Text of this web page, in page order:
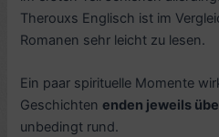
Therouxs Englisch ist im
Romanen sehr leicht zu lesen.
Ein paar spirituelle Momente
Geschichtenenden jeweils
unbedingt rund.